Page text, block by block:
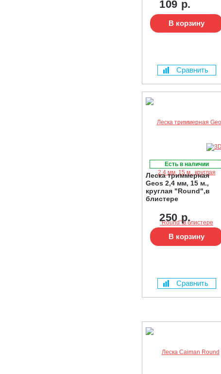
109 р.
В корзину
Сравнить
Есть в наличии
Леска триммерная
Geos 2,4 мм, 15 м.,
круглая "Round",в
блистере
250 р.
В корзину
Сравнить